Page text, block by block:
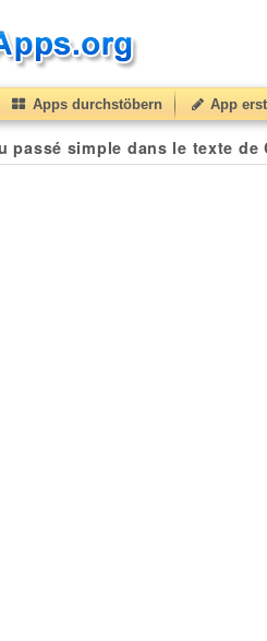
Apps durchstöbern App
passé simple dans le texte de